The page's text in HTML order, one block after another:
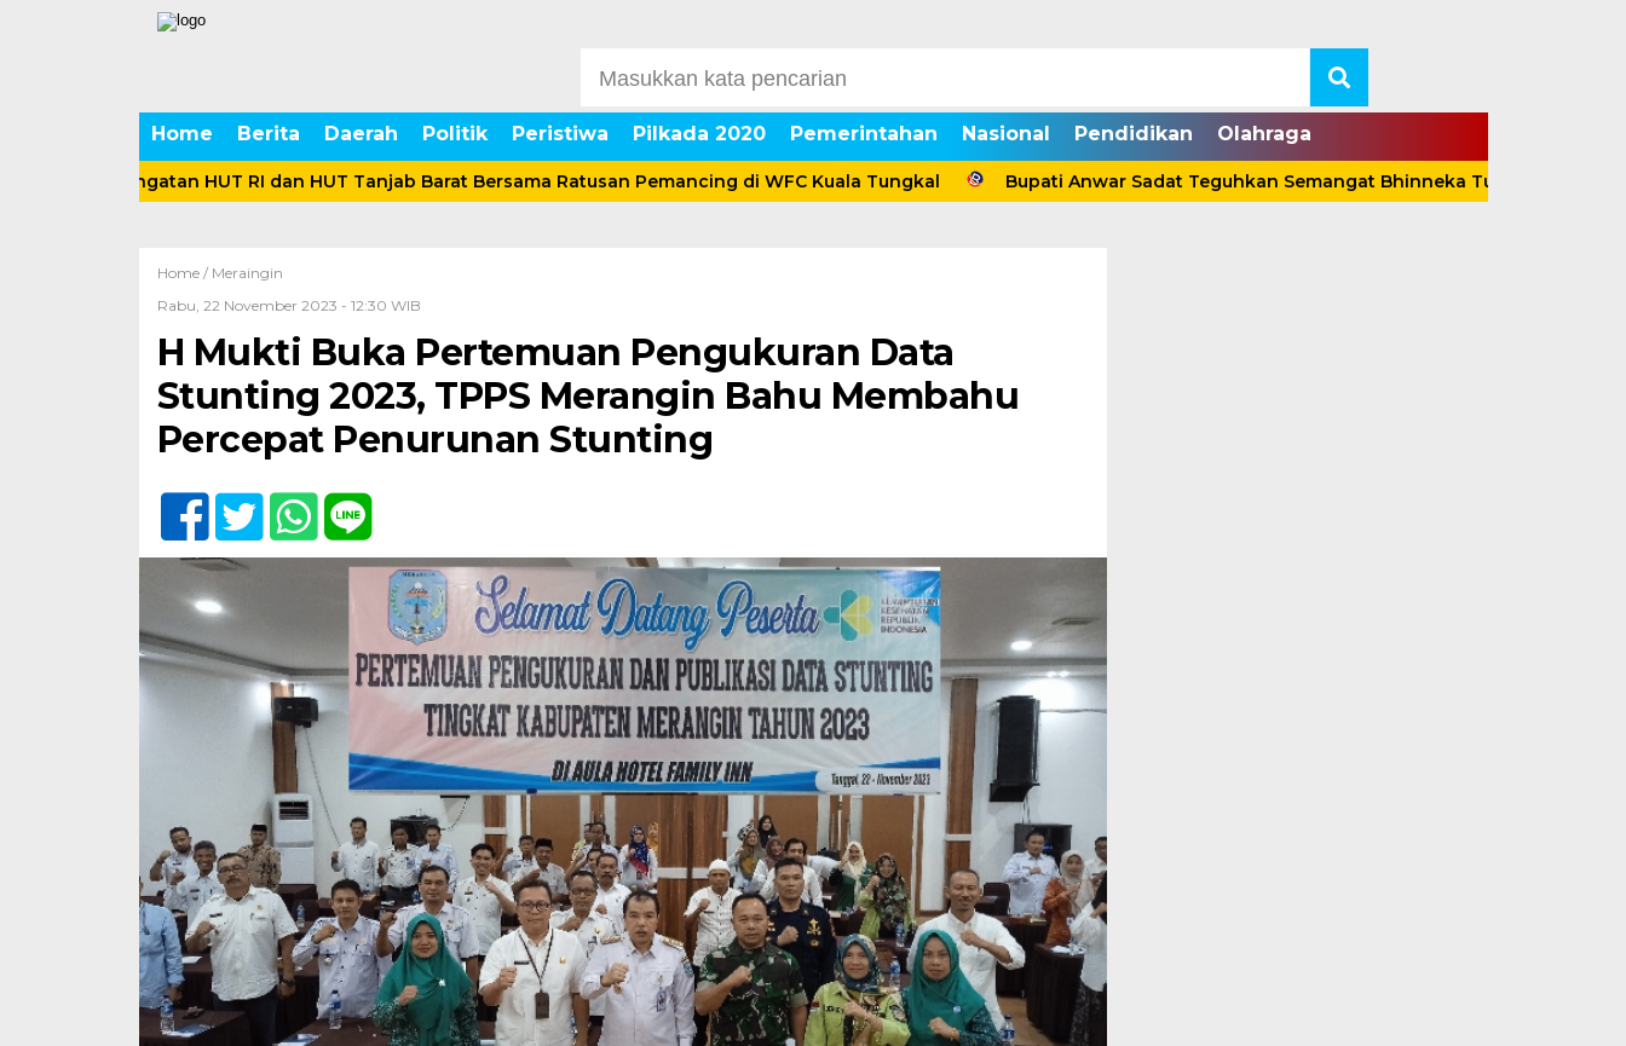
Home Berita Daerah Politik Peristiwa Pilkada 2020 Pemerintahan Nasional Pendidikan Olahraga
Peringatan HUT RI dan HUT Tanjab Barat Bersama Ratusan Pemancing di WFC Kuala Tungkal Bupati Anwar Sadat Teguhkan Semangat Bhinneka Tunggal Ika Lewat
Home / Meraingin
Rabu, 22 November 2023 - 12:30 WIB
H Mukti Buka Pertemuan Pengukuran Data
Stunting 2023, TPPS Merangin Bahu Membahu
Percepat Penurunan Stunting